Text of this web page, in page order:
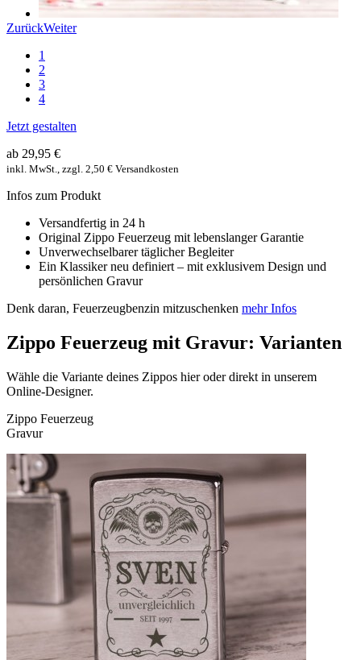
ZurückWeiter
1
2
3
4
Jetzt gestalten
ab 29,95 €
inkl. MwSt., zzgl. 2,50 € Versandkosten
Infos zum Produkt
Versandfertig in 24 h
Original Zippo Feuerzeug mit lebenslanger Garantie
Unverwechselbarer täglicher Begleiter
Ein Klassiker neu definiert – mit exklusivem Design und
persönlichen Gravur
Denk daran, Feuerzeugbenzin mitzuschenken mehr Infos
Zippo Feuerzeug mit Gravur: Varianten
Wähle die Variante deines Zippos hier oder direkt in unserem
Online-Designer.
Zippo Feuerzeug
Gravur